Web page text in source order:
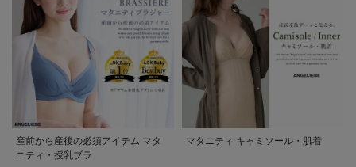
産前から産後の必須アイテム マタ
ニティ・授乳ブラ
マタニティ キャミソール・肌着